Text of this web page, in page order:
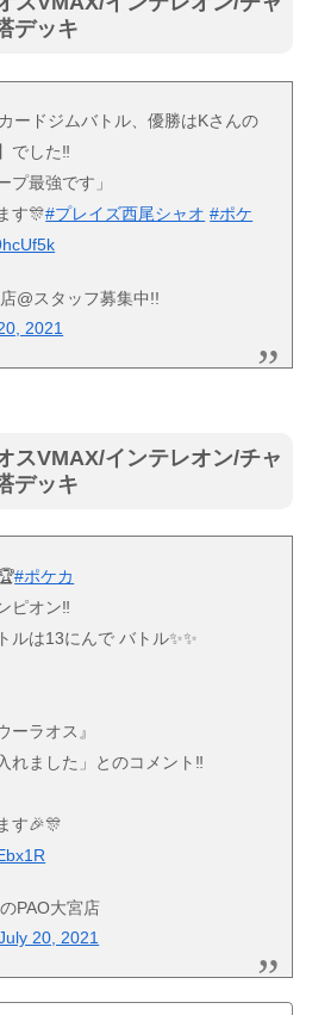
デッキ
ードジムバトル、優勝はKさんの
でした‼️
プ最強です」
す🎊#プレイズ西尾シャオ #ポケ
@スタッフ募集中!!
2021
スVMAX/インテレオン/チャ
デッキ
#ポケカ
ピオン‼️
ルは13にんで バトル✨✨
ーラオス』
れました」とのコメント‼️
す🎉🎊
PAO大宮店
20, 2021